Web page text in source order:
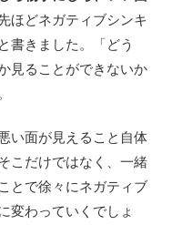
ほどネガティブシンキ
書きました。「どう
見ることができないか
い面が見えること自体
こだけではなく、一緒
とで徐々にネガティブ
変わっていくでしょ